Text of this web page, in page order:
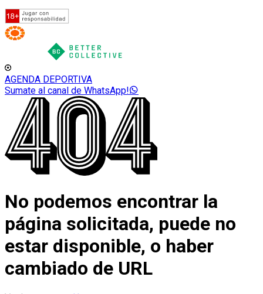
AGENDA DEPORTIVA
Sumate al canal de WhatsApp!
No podemos encontrar la
página solicitada, puede no
estar disponible, o haber
cambiado de URL